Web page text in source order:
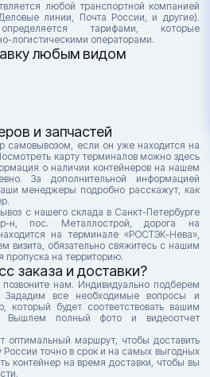
любой транспортной компанией
линии, Почта России, и другие).
тарифами, которые
логистическими операторами.
любым видом
и запчастей
самовывозом, если он уже находится на
карту терминалов можно здесь
о наличии контейнеров на нашем
За дополнительной информацией
менеджеры подробно расскажут, как
с нашего склада в Санкт-Петербурге
н, пос. Металлострой, дорога на
на терминале «РОСТЭК-Нева»,
визита, обязательно свяжитесь с нашим
на территорию.
заказа и доставки?
позвоните нам. Индивидуально подберем
Зададим все необходимые вопросы и
который будет соответствовать вашим
Вышлем полный фото и видеоотчет
оптимальный маршрут, чтобы доставить
точно в срок и на самых выгодных
контейнер на время доставки, чтобы вы